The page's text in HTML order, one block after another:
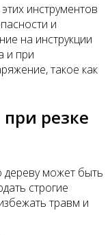
инструментов
и
на инструкции
и при
такое как
резке
дереву может быть
строгие
травм и